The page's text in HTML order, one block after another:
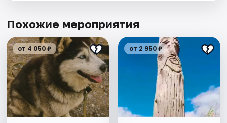
Похожие мероприятия
от 4 050 ₽ от 2 950 ₽